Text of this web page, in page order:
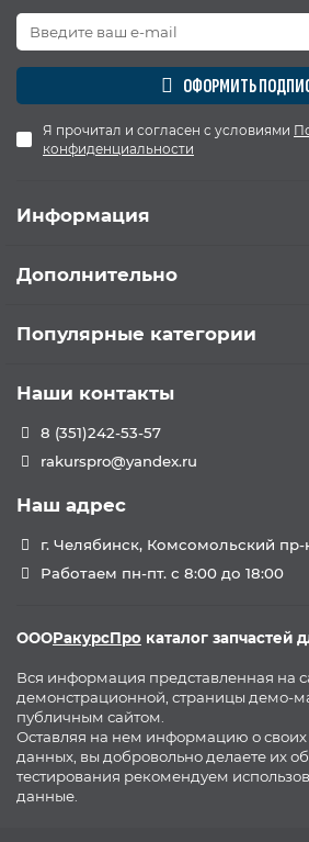
ОФОРМИТЬ
Я прочитал и согласен с условиями
конфиденциальности
Информация
Дополнительно
Популярные категории
Наши контакты
8 (351)242-53-57
rakurspro@yandex.ru
Наш адрес
г. Челябинск, Комсомольский пр-
Работаем пн-пт. с 8:00 до 18:00
ОООРакурсПро каталог запчастей
Вся информация представленная на
демонстрационной, страницы демо-
публичным сайтом.
Оставляя на нем информацию о
данных, вы добровольно делаете их
тестирования рекомендуем
данные.